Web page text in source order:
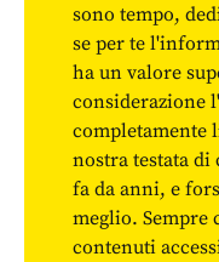
sono tempo,
se per te
ha un valore
considerazione
completamente
nostra testata
fa da anni, e
meglio. Sempre
contenuti